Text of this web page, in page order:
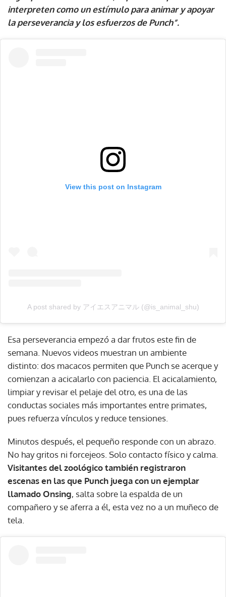
interpreten como un estímulo para animar y apoyar
la perseverancia y los esfuerzos de Punch”.
View this post on Instagram
A post shared by アイエスアニマル (@is_animal_shu)
Esa perseverancia empezó a dar frutos este fin de
semana. Nuevos videos muestran un ambiente
distinto: dos macacos permiten que Punch se acerque y
comienzan a acicalarlo con paciencia. El acicalamiento,
limpiar y revisar el pelaje del otro, es una de las
conductas sociales más importantes entre primates,
pues refuerza vínculos y reduce tensiones.
Minutos después, el pequeño responde con un abrazo.
No hay gritos ni forcejeos. Solo contacto físico y calma.
Visitantes del zoológico también registraron
escenas en las que Punch juega con un ejemplar
llamado Onsing, salta sobre la espalda de un
compañero y se aferra a él, esta vez no a un muñeco de
tela.